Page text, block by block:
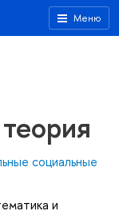
Меню
социальные
и